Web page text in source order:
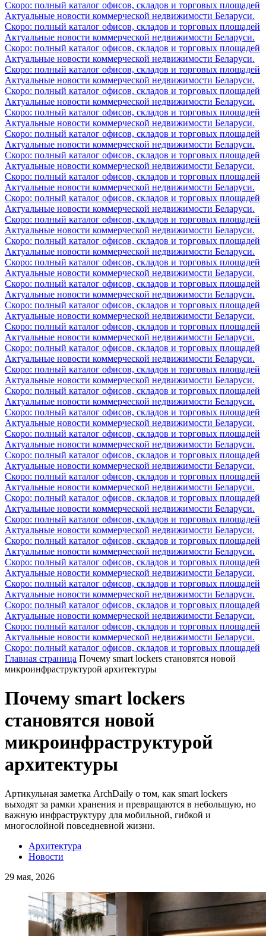
Скоро: полный каталог офисов, складов и торговых площадей
Актуальные новости коммерческой недвижимости Беларуси.
Скоро: полный каталог офисов, складов и торговых площадей
Актуальные новости коммерческой недвижимости Беларуси.
Скоро: полный каталог офисов, складов и торговых площадей
Актуальные новости коммерческой недвижимости Беларуси.
Скоро: полный каталог офисов, складов и торговых площадей
Актуальные новости коммерческой недвижимости Беларуси.
Скоро: полный каталог офисов, складов и торговых площадей
Актуальные новости коммерческой недвижимости Беларуси.
Скоро: полный каталог офисов, складов и торговых площадей
Актуальные новости коммерческой недвижимости Беларуси.
Скоро: полный каталог офисов, складов и торговых площадей
Актуальные новости коммерческой недвижимости Беларуси.
Скоро: полный каталог офисов, складов и торговых площадей
Актуальные новости коммерческой недвижимости Беларуси.
Скоро: полный каталог офисов, складов и торговых площадей
Актуальные новости коммерческой недвижимости Беларуси.
Скоро: полный каталог офисов, складов и торговых площадей
Актуальные новости коммерческой недвижимости Беларуси.
Скоро: полный каталог офисов, складов и торговых площадей
Актуальные новости коммерческой недвижимости Беларуси.
Скоро: полный каталог офисов, складов и торговых площадей
Актуальные новости коммерческой недвижимости Беларуси.
Скоро: полный каталог офисов, складов и торговых площадей
Актуальные новости коммерческой недвижимости Беларуси.
Скоро: полный каталог офисов, складов и торговых площадей
Актуальные новости коммерческой недвижимости Беларуси.
Скоро: полный каталог офисов, складов и торговых площадей
Актуальные новости коммерческой недвижимости Беларуси.
Скоро: полный каталог офисов, складов и торговых площадей
Актуальные новости коммерческой недвижимости Беларуси.
Скоро: полный каталог офисов, складов и торговых площадей
Актуальные новости коммерческой недвижимости Беларуси.
Скоро: полный каталог офисов, складов и торговых площадей
Актуальные новости коммерческой недвижимости Беларуси.
Скоро: полный каталог офисов, складов и торговых площадей
Актуальные новости коммерческой недвижимости Беларуси.
Скоро: полный каталог офисов, складов и торговых площадей
Актуальные новости коммерческой недвижимости Беларуси.
Скоро: полный каталог офисов, складов и торговых площадей
Актуальные новости коммерческой недвижимости Беларуси.
Скоро: полный каталог офисов, складов и торговых площадей
Актуальные новости коммерческой недвижимости Беларуси.
Скоро: полный каталог офисов, складов и торговых площадей
Актуальные новости коммерческой недвижимости Беларуси.
Скоро: полный каталог офисов, складов и торговых площадей
Актуальные новости коммерческой недвижимости Беларуси.
Скоро: полный каталог офисов, складов и торговых площадей
Актуальные новости коммерческой недвижимости Беларуси.
Скоро: полный каталог офисов, складов и торговых площадей
Актуальные новости коммерческой недвижимости Беларуси.
Скоро: полный каталог офисов, складов и торговых площадей
Актуальные новости коммерческой недвижимости Беларуси.
Скоро: полный каталог офисов, складов и торговых площадей
Актуальные новости коммерческой недвижимости Беларуси.
Скоро: полный каталог офисов, складов и торговых площадей
Актуальные новости коммерческой недвижимости Беларуси.
Скоро: полный каталог офисов, складов и торговых площадей
Актуальные новости коммерческой недвижимости Беларуси.
Скоро: полный каталог офисов, складов и торговых площадей
Главная страница Почему smart lockers становятся новой
микроинфраструктурой архитектуры
Почему smart lockers
становятся новой
микроинфраструктурой
архитектуры
Артикульная заметка ArchDaily о том, как smart lockers
выходят за рамки хранения и превращаются в небольшую, но
важную инфраструктуру для мобильной, гибкой и
многослойной повседневной жизни.
Архитектура
Новости
29 мая, 2026